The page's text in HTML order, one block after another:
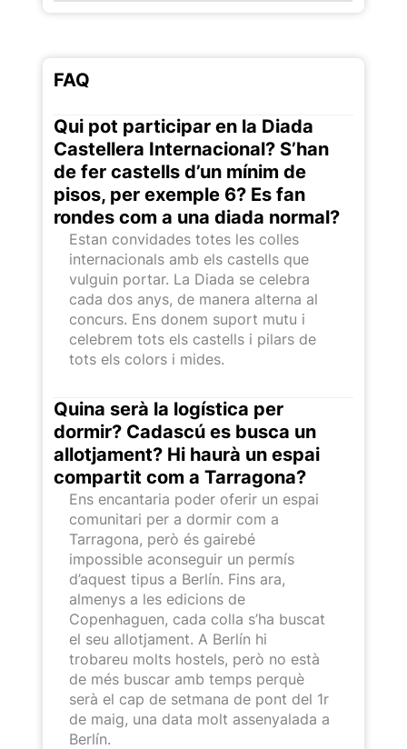
FAQ
Qui pot participar en la Diada
Castellera Internacional? S’han
de fer castells d’un mínim de
pisos, per exemple 6? Es fan
rondes com a una diada normal?
Estan convidades totes les colles
internacionals amb els castells que
vulguin portar. La Diada se celebra
cada dos anys, de manera alterna al
concurs. Ens donem suport mutu i
celebrem tots els castells i pilars de
tots els colors i mides.
Quina serà la logística per
dormir? Cadascú es busca un
allotjament? Hi haurà un espai
compartit com a Tarragona?
Ens encantaria poder oferir un espai
comunitari per a dormir com a
Tarragona, però és gairebé
impossible aconseguir un permís
d’aquest tipus a Berlín. Fins ara,
almenys a les edicions de
Copenhaguen, cada colla s’ha buscat
el seu allotjament. A Berlín hi
trobareu molts hostels, però no està
de més buscar amb temps perquè
serà el cap de setmana de pont del 1r
de maig, una data molt assenyalada a
Berlín.